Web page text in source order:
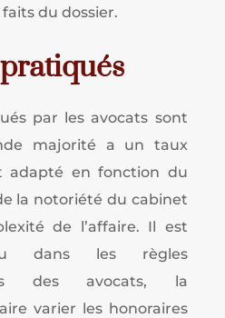
faits du dossier.
par les avocats sont
majorité a un taux
adapté en fonction du
la notoriété du cabinet
de l’affaire. Il est
dans les règles
des avocats, la
varier les honoraires